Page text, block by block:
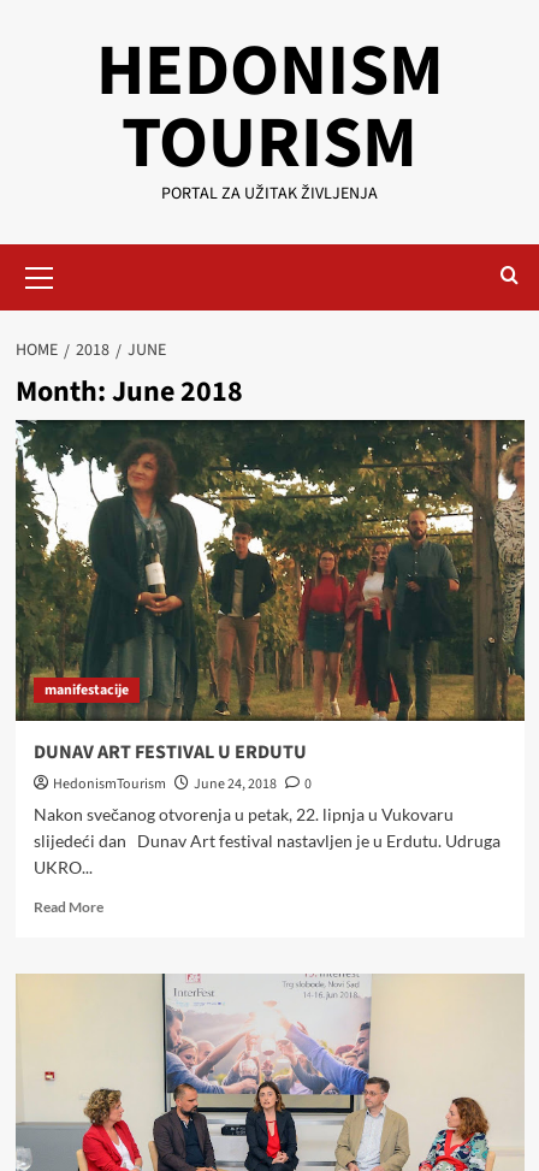
HEDONISM
TOURISM
PORTAL ZA UŽITAK ŽIVLJENJA
Menu
HOME 2018 JUNE
Month:June 2018
manifestacije
DUNAV ART FESTIVAL U ERDUTU
HedonismTourism June 24, 2018
0
Nakon svečanog otvorenja u petak, 22. lipnja u Vukovaru
slijedeći dan Dunav Art festival nastavljen je u Erdutu. Udruga
UKRO...
Read MoreRead
DUNAV
FESTIVAL